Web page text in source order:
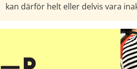
kan därför helt eller delvis vara